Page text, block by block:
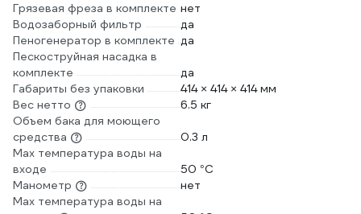
Грязевая фреза в комплекте нет
Водозаборный фильтр
да
Пеногенератор в комплекте да
Пескоструйная насадка в
комплекте
да
Габариты без упаковки
414 × 414 × 414 мм
Вес нетто
6.5 кг
Объем бака для моющего
средства
0.3 л
Max температура воды на
входе
50 °С
Манометр
нет
Max температура воды на